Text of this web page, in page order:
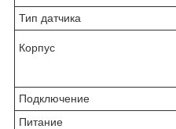
Тип датчика
Корпус
Подключение
Питание